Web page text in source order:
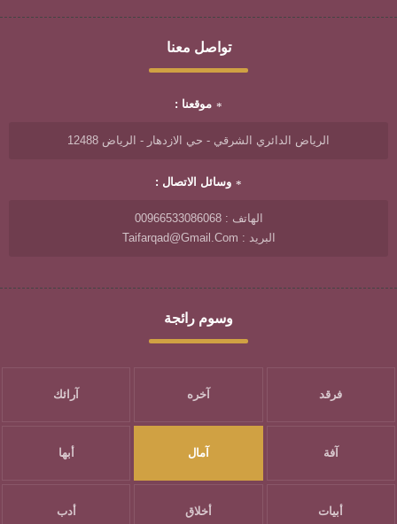
تواصل معنا
موقعنا :
الرياض الدائري الشرقي - حي الازدهار - الرياض 12488
وسائل الاتصال :
الهاتف : 00966533086068
البريد : Taifarqad@gmail.com
وسوم رائجة
فرقد آخره آرائك
آفة آمال أبها
أبيات أخلاق أدب